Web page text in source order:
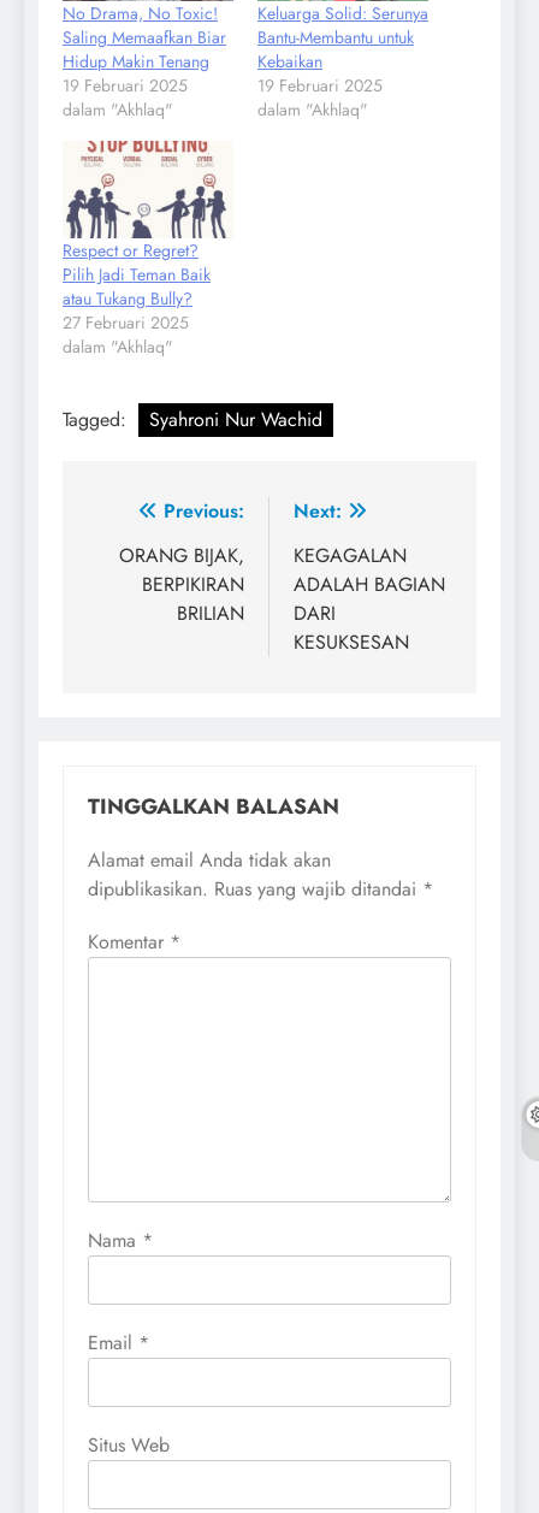
No Drama, No Toxic!
Saling Memaafkan Biar
Hidup Makin Tenang
19 Februari 2025
dalam "Akhlaq"
Keluarga Solid: Serunya
Bantu-Membantu untuk
Kebaikan
19 Februari 2025
dalam "Akhlaq"
Respect or Regret?
Pilih Jadi Teman Baik
atau Tukang Bully?
27 Februari 2025
dalam "Akhlaq"
Tagged: Syahroni Nur Wachid
Navigasi
pos
Previous:
ORANG BIJAK,
BERPIKIRAN
BRILIAN
Next:
KEGAGALAN
ADALAH BAGIAN
DARI
KESUKSESAN
TINGGALKAN BALASAN
Alamat email Anda tidak akan
dipublikasikan. Ruas yang wajib ditandai *
Komentar *
Nama *
Email *
Situs Web